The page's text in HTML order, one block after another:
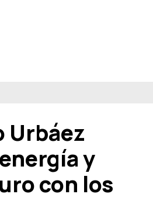
Urbáez
y
con los